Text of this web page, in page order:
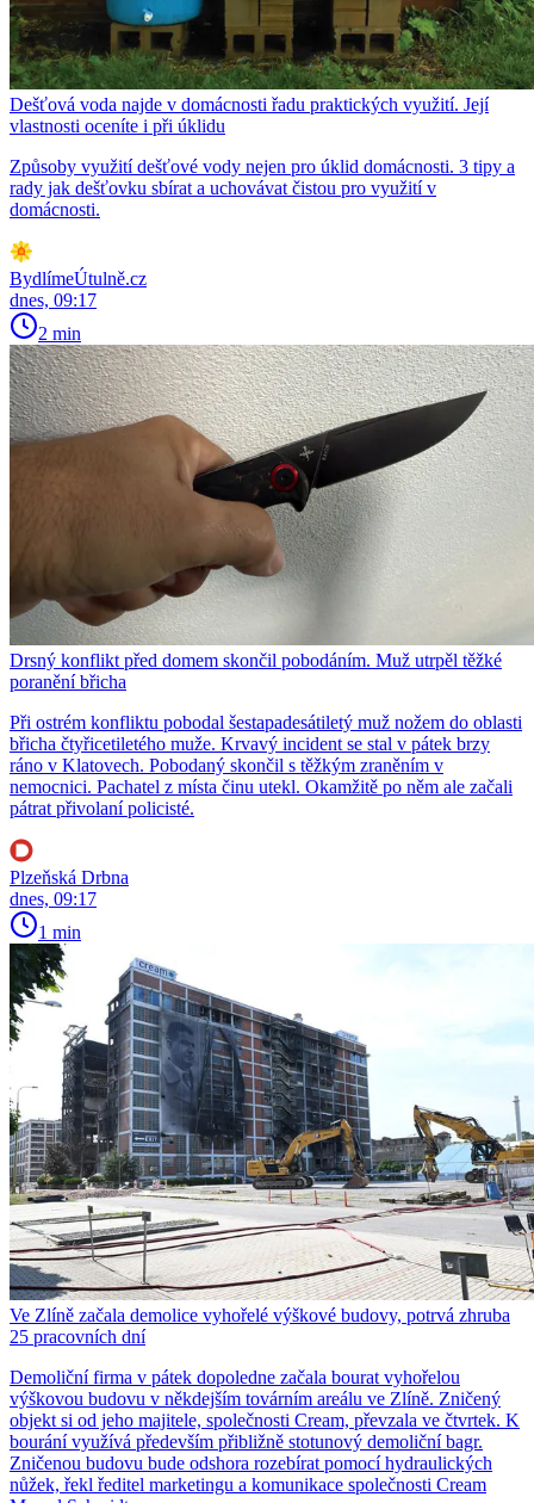
Dešťová voda najde v domácnosti řadu praktických využití. Její
vlastnosti oceníte i při úklidu
Způsoby využití dešťové vody nejen pro úklid domácnosti. 3 tipy a
rady jak dešťovku sbírat a uchovávat čistou pro využití v
domácnosti.
BydlímeÚtulně.cz
dnes, 09:17
2 min
Drsný konflikt před domem skončil pobodáním. Muž utrpěl těžké
poranění břicha
Při ostrém konfliktu pobodal šestapadesátiletý muž nožem do oblasti
břicha čtyřicetiletého muže. Krvavý incident se stal v pátek brzy
ráno v Klatovech. Pobodaný skončil s těžkým zraněním v
nemocnici. Pachatel z místa činu utekl. Okamžitě po něm ale začali
pátrat přivolaní policisté.
Plzeňská Drbna
dnes, 09:17
1 min
Ve Zlíně začala demolice vyhořelé výškové budovy, potrvá zhruba
25 pracovních dní
Demoliční firma v pátek dopoledne začala bourat vyhořelou
výškovou budovu v někdejším továrním areálu ve Zlíně. Zničený
objekt si od jeho majitele, společnosti Cream, převzala ve čtvrtek. K
bourání využívá především přibližně stotunový demoliční bagr.
Zničenou budovu bude odshora rozebírat pomocí hydraulických
nůžek, řekl ředitel marketingu a komunikace společnosti Cream